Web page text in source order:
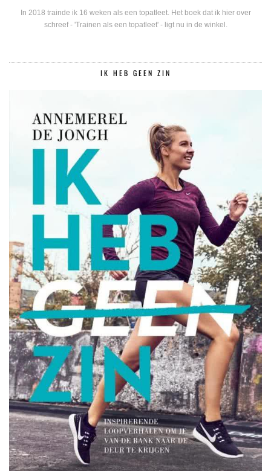
In 2018 trainde ik 16 weken als een topatleet. Het boek dat ik hier over
schreef - 'Trainen als een topatleet' - ligt nu in de winkel.
IK HEB GEEN ZIN